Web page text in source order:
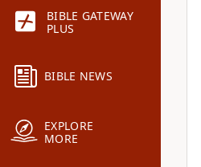
BIBLE GATEWAY
PLUS
BIBLE NEWS
EXPLORE
MORE